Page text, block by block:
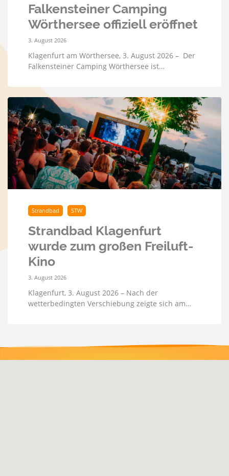
Falkensteiner Camping
Wörthersee offiziell eröffnet
3. August 2026
Klagenfurt am Wörthersee, 3. August 2026 – Der
Falkensteiner Camping Wörthersee ist…
Strandbad STW
Strandbad Klagenfurt
wurde zum großen Freiluft-
Kino
3. August 2026
Klagenfurt, 3. August 2026 – Nach der
wetterbedingten Verschiebung zeigte sich am…